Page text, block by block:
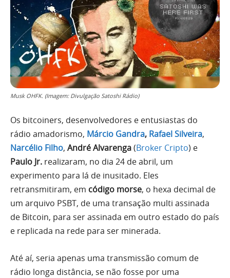
Musk OHFK. (Imagem: Divulgação Satoshi Rádio)
Os bitcoiners, desenvolvedores e entusiastas do
rádio amadorismo, Márcio Gandra, Rafael Silveira,
Narcélio Filho, André Alvarenga(Broker Cripto) e
Paulo Jr. realizaram, no dia 24 de abril, um
experimento para lá de inusitado. Eles
retransmitiram, em código morse, o hexa decimal de
um arquivo PSBT, de uma transação multi assinada
de Bitcoin, para ser assinada em outro estado do país
e replicada na rede para ser minerada.
Até aí, seria apenas uma transmissão comum de
rádio longa distância, se não fosse por uma